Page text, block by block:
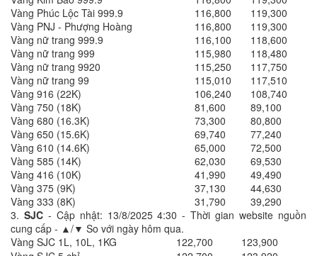
Vàng Phúc Lộc Tài 999.9
116,800
119,300
Vàng PNJ - Phượng Hoàng
116,800
119,300
Vàng nữ trang 999.9
116,100
118,600
Vàng nữ trang 999
115,980
118,480
Vàng nữ trang 9920
115,250
117,750
Vàng nữ trang 99
115,010
117,510
Vàng 916 (22K)
106,240
108,740
Vàng 750 (18K)
81,600
89,100
Vàng 680 (16.3K)
73,300
80,800
Vàng 650 (15.6K)
69,740
77,240
Vàng 610 (14.6K)
65,000
72,500
Vàng 585 (14K)
62,030
69,530
Vàng 416 (10K)
41,990
49,490
Vàng 375 (9K)
37,130
44,630
Vàng 333 (8K)
31,790
39,290
3. SJC- Cập nhật: 13/8/2025 4:30 - Thời gian website nguồn
cung cấp - ▲/▼ So với ngày hôm qua.
Vàng SJC 1L, 10L, 1KG
122,700
123,900